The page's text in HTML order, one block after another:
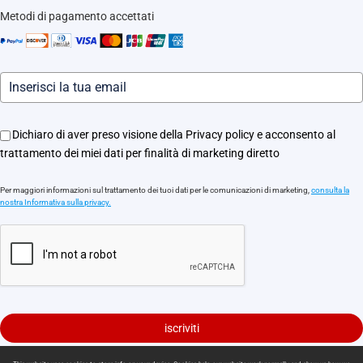
Informazioni legali
Assistenza Motori Apricancello
Eventi
Metodi di pagamento accettati
Dichiaro di aver preso visione della Privacy policy e acconsento al
trattamento dei miei dati per finalità di marketing diretto
Per maggiori informazioni sul trattamento dei tuoi dati per le comunicazioni di marketing,consulta la
nostra Informativa sulla privacy.
iscriviti